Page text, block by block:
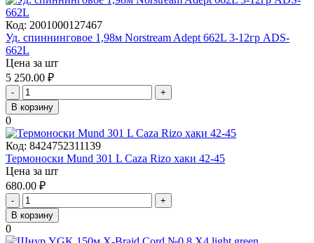
Код: 2001000127467
Уд. спиннинговое 1,98м Norstream Adept 662L 3-12гр ADS-
662L
Цена за шт
5 250.00 ₽
-
+
В корзину
0
Код: 8424752311139
Термоноски Mund 301 L Caza Rizo хаки 42-45
Цена за шт
680.00 ₽
-
+
В корзину
0